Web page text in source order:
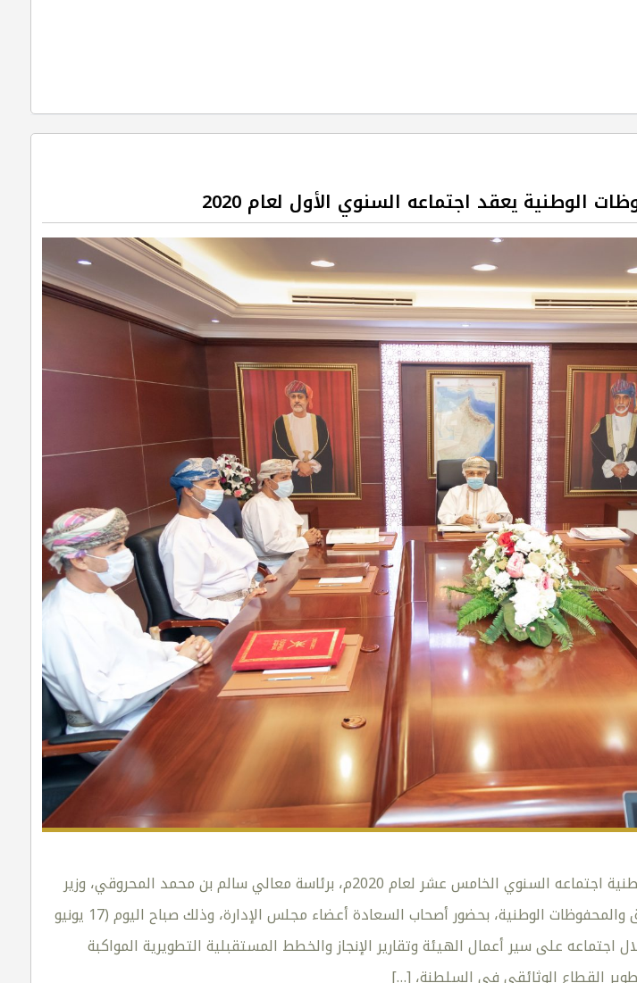
الوطنية يعقد اجتماعه السنوي الأول لعام 2020
عقد مجلس إدارة هيئة الوثائق والمحفوظات الوطنية اجتماعه السنوي الخامس عشر لعام 2020م، برئاسة معالي سالم بن محمد المحروقي، وزير
التراث والثقافة، رئيس مجلس إدارة هيئة الوثائق والمحفوظات الوطنية، بحضور أصحاب السعادة أعضاء مجلس الإدارة، وذلك صباح اليوم (17 يونيو
اجتماعه على سير أعمال الهيئة وتقارير الإنجاز والخطط المستقبلية التطويرية المواكبة
القطاع الوثائقي في السلطنة، […]